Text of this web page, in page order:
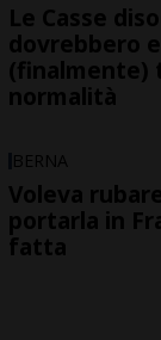
Le Casse
dovrebbero
(finalmente)
normalità
BERNA
Voleva
portarla in
fatta